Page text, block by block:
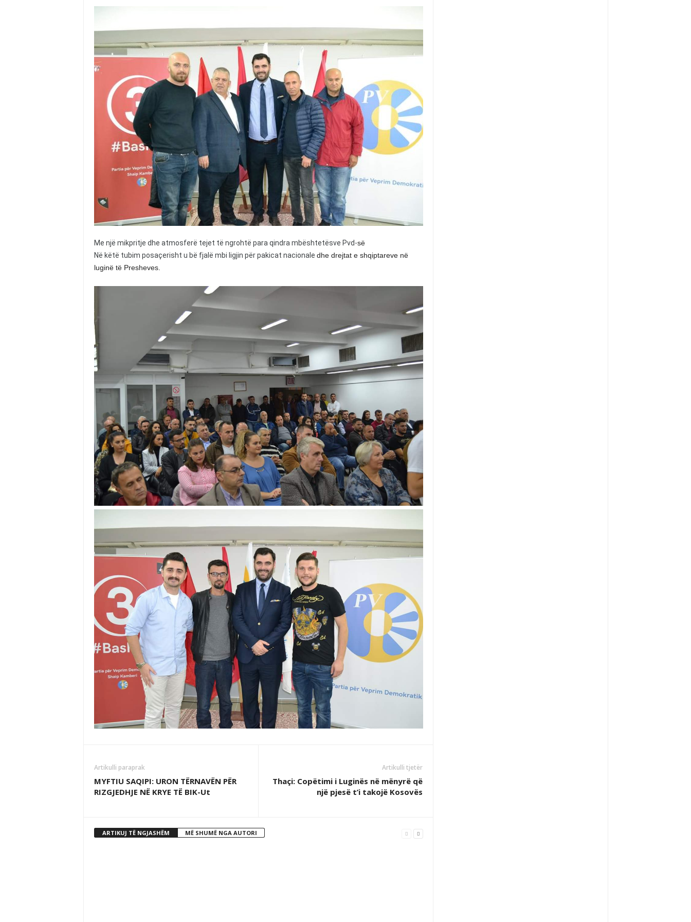
Me një mikpritje dhe atmosferë tejet të ngrohtë para qindra mbështetësve Pvd-së
Në këtë tubim posaçerisht u bë fjalë mbi ligjin për pakicat nacionale dhe drejtat e shqiptareve në
luginë të Presheves.
Artikulli paraprak
MYFTIU SAQIPI: URON TËRNAVËN PËR
RIZGJEDHJE NË KRYE TË BIK-Ut
Artikulli tjetër
Thaçi: Copëtimi i Luginës në mënyrë që
një pjesë t’i takojë Kosovës
ARTIKUJ TË NGJASHËM MË SHUMË NGA AUTORI